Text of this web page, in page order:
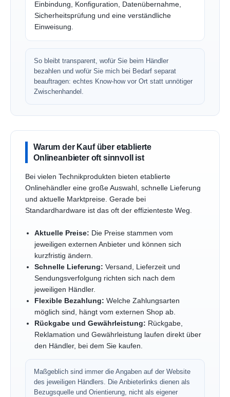
Einbindung, Konfiguration, Datenübernahme,
Sicherheitsprüfung und eine verständliche
Einweisung.
So bleibt transparent, wofür Sie beim Händler
bezahlen und wofür Sie mich bei Bedarf separat
beauftragen: echtes Know-how vor Ort statt unnötiger
Zwischenhandel.
Warum der Kauf über etablierte
Onlineanbieter oft sinnvoll ist
Bei vielen Technikprodukten bieten etablierte
Onlinehändler eine große Auswahl, schnelle Lieferung
und aktuelle Marktpreise. Gerade bei
Standardhardware ist das oft der effizienteste Weg.
Aktuelle Preise: Die Preise stammen vom
jeweiligen externen Anbieter und können sich
kurzfristig ändern.
Schnelle Lieferung: Versand, Lieferzeit und
Sendungsverfolgung richten sich nach dem
jeweiligen Händler.
Flexible Bezahlung: Welche Zahlungsarten
möglich sind, hängt vom externen Shop ab.
Rückgabe und Gewährleistung: Rückgabe,
Reklamation und Gewährleistung laufen direkt über
den Händler, bei dem Sie kaufen.
Maßgeblich sind immer die Angaben auf der Website
des jeweiligen Händlers. Die Anbieterlinks dienen als
Bezugsquelle und Orientierung, nicht als eigener